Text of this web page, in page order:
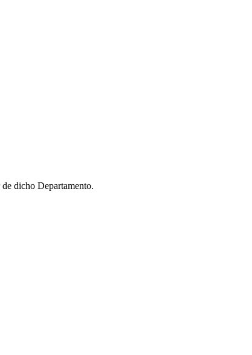
dicho Departamento.